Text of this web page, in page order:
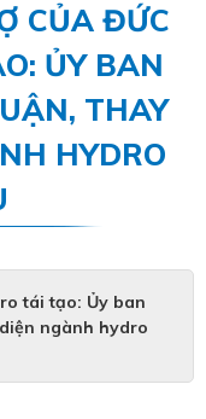
CỦA ĐỨC
ỦY BAN
THAY
HYDRO
tái tạo: Ủy ban
ngành hydro